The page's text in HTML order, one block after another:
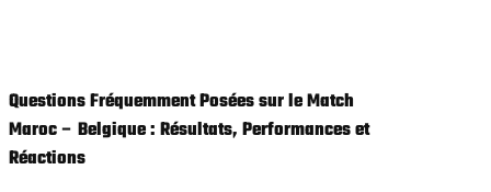
Questions Fréquemment Posées sur le Match
Maroc – Belgique : Résultats, Performances et
Réactions